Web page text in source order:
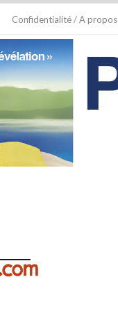
Confidentialité / A propos